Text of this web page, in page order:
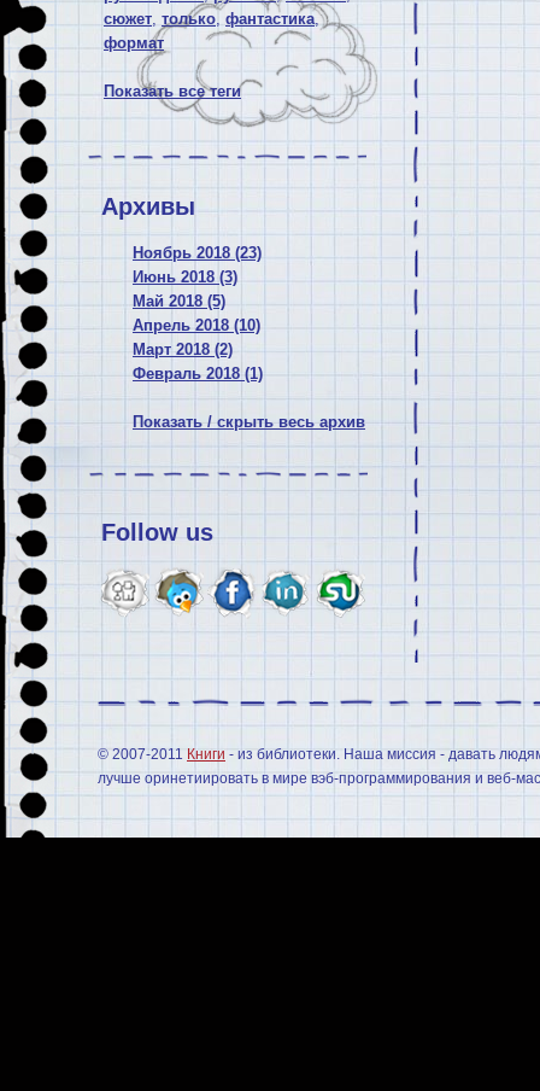
сюжет, только, фантастика,
формат
Показать все теги
Архивы
Ноябрь 2018 (23)
Июнь 2018 (3)
Май 2018 (5)
Апрель 2018 (10)
Март 2018 (2)
Февраль 2018 (1)
Показать / скрыть весь архив
Follow us
© 2007-2011 Книги - из библиотеки. Наша миссия - давать
лучше оринетиировать в мире вэб-программирования и веб-